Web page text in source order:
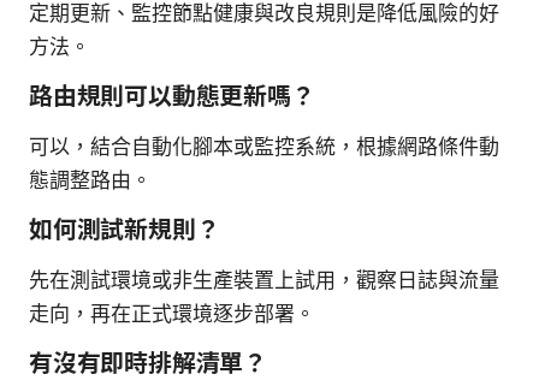
定期更新、監控節點健康與改良規則是降低風險的好
方法。
路由規則可以動態更新嗎？
可以，結合自動化腳本或監控系統，根據網路條件動
態調整路由。
如何測試新規則？
先在測試環境或非生產裝置上試用，觀察日誌與流量
走向，再在正式環境逐步部署。
有沒有即時排解清單？